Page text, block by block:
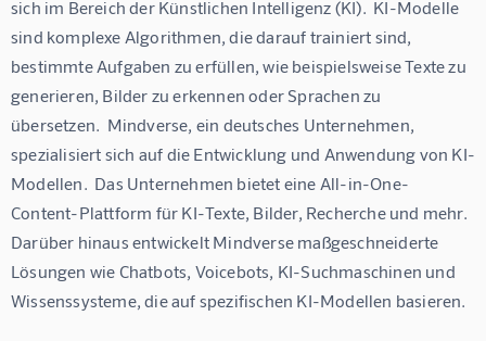
sich im Bereich der Künstlichen Intelligenz (KI).  KI-Modelle
sind komplexe Algorithmen, die darauf trainiert sind,
bestimmte Aufgaben zu erfüllen, wie beispielsweise Texte zu
generieren, Bilder zu erkennen oder Sprachen zu
übersetzen.  Mindverse, ein deutsches Unternehmen,
spezialisiert sich auf die Entwicklung und Anwendung von KI-
Modellen.  Das Unternehmen bietet eine All-in-One-
Content-Plattform für KI-Texte, Bilder, Recherche und mehr.
Darüber hinaus entwickelt Mindverse maßgeschneiderte
Lösungen wie Chatbots, Voicebots, KI-Suchmaschinen und
Wissenssysteme, die auf spezifischen KI-Modellen basieren.